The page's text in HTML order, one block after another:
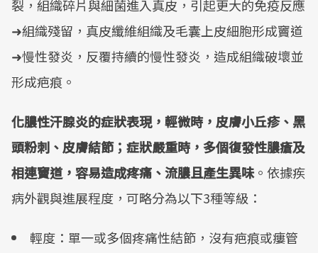
裂，組織碎片與細菌進入真皮，引起更大的免疫反應
➜組織殘留，真皮纖維組織及毛囊上皮細胞形成竇道
➜慢性發炎，反覆持續的慢性發炎，造成組織破壞並
形成疤痕。
化膿性汗腺炎的症狀表現，輕微時，皮膚小丘疹、黑
頭粉刺、皮膚結節；症狀嚴重時，多個復發性膿瘡及
相連竇道，容易造成疼痛、流膿且產生異味。依據疾
病外觀與進展程度，可略分為以下3種等級：
輕度：單一或多個疼痛性結節，沒有疤痕或瘻管